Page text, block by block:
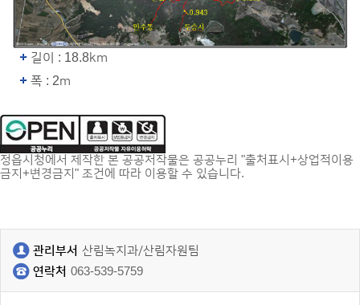
길이 : 18.8km
폭 : 2m
정읍시청에서 제작한 본 공공저작물은 공공누리 "출처표시+상업적이용
금지+변경금지" 조건에 따라 이용할 수 있습니다.
관리부서 산림녹지과/산림자원팀
연락처 063-539-5759